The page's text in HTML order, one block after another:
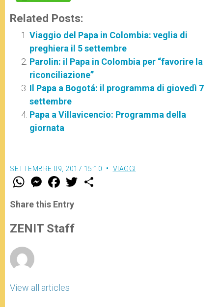
Related Posts:
Viaggio del Papa in Colombia: veglia di
preghiera il 5 settembre
Parolin: il Papa in Colombia per “favorire la
riconciliazione”
Il Papa a Bogotá: il programma di giovedì 7
settembre
Papa a Villavicencio: Programma della
giornata
SETTEMBRE 09, 2017 15:10 VIAGGI
W
t
s
p
p
M
e
s
e
g
e
F
a
e
b
o
k
w
Share this Entry
ZENIT Staff
View all articles